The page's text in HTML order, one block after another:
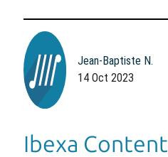
Jean-Baptiste N.
14 Oct 2023
Ibexa Content